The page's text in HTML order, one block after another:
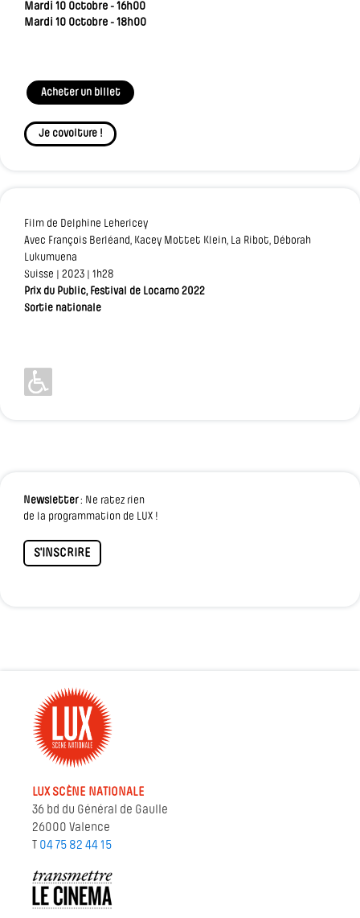
Mardi 10 Octobre - 16h00
Mardi 10 Octobre - 18h00
Acheter un billet
Je covoiture !
Film de Delphine Lehericey
Avec François Berléand, Kacey Mottet Klein, La Ribot, Déborah
Lukumuena
Suisse | 2023 | 1h28
Prix du Public, Festival de Locarno 2022
Sortie nationale
Newsletter: Ne ratez rien
de la programmation de LUX !
S'INSCRIRE
LUX SCÈNE NATIONALE
36 bd du Général de Gaulle
26000 Valence
T 04 75 82 44 15